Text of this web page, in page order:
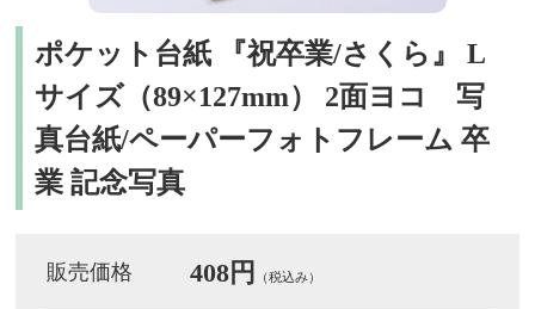
ポケット台紙 『祝卒業/さくら』 L
サイズ（89×127mm） 2面ヨコ 写
真台紙/ペーパーフォトフレーム 卒
業 記念写真
販売価格 408円 （税込み）